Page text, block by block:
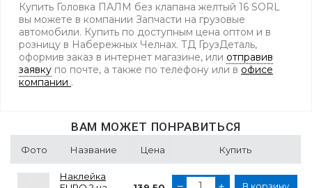
Купить Головка ПАЛМ без клапана желтый 16 SORL
вы можете в компании Запчасти на грузовые
автомобили. Купить по доступным цена оптом и в
розницу в Набережных Челнах. ТД ГрузДеталь,
оформив заказ в интернет магазине, или отправив
заявку по почте, а также по телефону или в офисе
компании .
ВАМ МОЖЕТ ПОНРАВИТЬСЯ
Фото Название Цена Купить
Наклейка